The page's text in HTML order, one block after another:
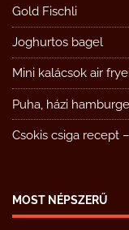
Gold Fischli
Joghurtos bagel
Mini kalácsok air
Puha, házi
Csokis csiga recept
MOST NÉPSZERŰ